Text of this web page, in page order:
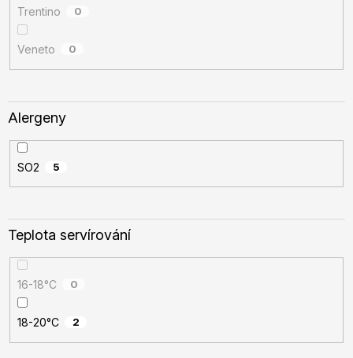
Trentino 0
Veneto 0
Alergeny
SO2 5
Teplota servírování
16-18°C 0
18-20°C 2